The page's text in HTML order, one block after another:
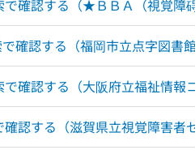
確認する（★ＢＢＡ（視覚障
確認する（福岡市立点字図書館
確認する（大阪府立福祉情報
認する（滋賀県立視覚障害者